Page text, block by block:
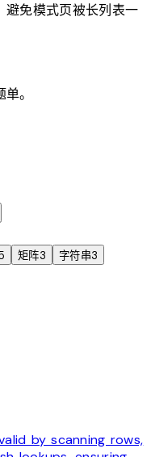
避免模式页被长列表一
。
矩阵3 字符串3
by scanning rows,